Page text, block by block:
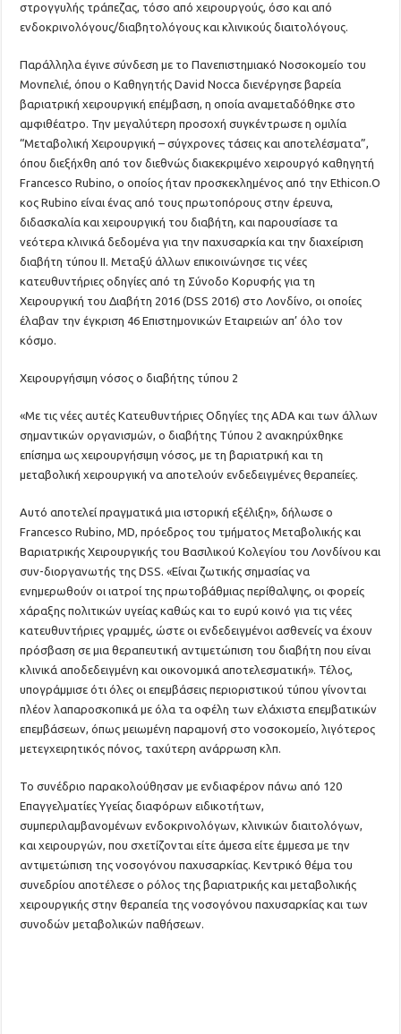
στρογγυλής τράπεζας, τόσο από χειρουργούς, όσο και από
ενδοκρινολόγους/διαβητολόγους και κλινικούς διαιτολόγους.
Παράλληλα έγινε σύνδεση με το Πανεπιστημιακό Νοσοκομείο του
Μονπελιέ, όπου ο Καθηγητής David Nocca διενέργησε βαρεία
βαριατρική χειρουργική επέμβαση, η οποία αναμεταδόθηκε στο
αμφιθέατρο. Την μεγαλύτερη προσοχή συγκέντρωσε η ομιλία
“Μεταβολική Χειρουργική – σύγχρονες τάσεις και αποτελέσματα”,
όπου διεξήχθη από τον διεθνώς διακεκριμένο χειρουργό καθηγητή
Francesco Rubino, ο οποίος ήταν προσκεκλημένος από την Ethicon.Ο
κος Rubino είναι ένας από τους πρωτοπόρους στην έρευνα,
διδασκαλία και χειρουργική του διαβήτη, και παρουσίασε τα
νεότερα κλινικά δεδομένα για την παχυσαρκία και την διαχείριση
διαβήτη τύπου ΙΙ. Μεταξύ άλλων επικοινώνησε τις νέες
κατευθυντήριες οδηγίες από τη Σύνοδο Κορυφής για τη
Χειρουργική του Διαβήτη 2016 (DSS 2016) στο Λονδίνο, οι οποίες
έλαβαν την έγκριση 46 Επιστημονικών Εταιρειών απ’ όλο τον
κόσμο.
Χειρουργήσιμη νόσος ο διαβήτης τύπου 2
«Με τις νέες αυτές Κατευθυντήριες Οδηγίες της ADA και των άλλων
σημαντικών οργανισμών, ο διαβήτης Τύπου 2 ανακηρύχθηκε
επίσημα ως χειρουργήσιμη νόσος, με τη βαριατρική και τη
μεταβολική χειρουργική να αποτελούν ενδεδειγμένες θεραπείες.
Αυτό αποτελεί πραγματικά μια ιστορική εξέλιξη», δήλωσε ο
Francesco Rubino, MD, πρόεδρος του τμήματος Μεταβολικής και
Βαριατρικής Χειρουργικής του Βασιλικού Κολεγίου του Λονδίνου και
συν-διοργανωτής της DSS. «Είναι ζωτικής σημασίας να
ενημερωθούν οι ιατροί της πρωτοβάθμιας περίθαλψης, οι φορείς
χάραξης πολιτικών υγείας καθώς και το ευρύ κοινό για τις νέες
κατευθυντήριες γραμμές, ώστε οι ενδεδειγμένοι ασθενείς να έχουν
πρόσβαση σε μια θεραπευτική αντιμετώπιση του διαβήτη που είναι
κλινικά αποδεδειγμένη και οικονομικά αποτελεσματική». Τέλος,
υπογράμμισε ότι όλες οι επεμβάσεις περιοριστικού τύπου γίνονται
πλέον λαπαροσκοπικά με όλα τα οφέλη των ελάχιστα επεμβατικών
επεμβάσεων, όπως μειωμένη παραμονή στο νοσοκομείο, λιγότερος
μετεγχειρητικός πόνος, ταχύτερη ανάρρωση κλπ.
Το συνέδριο παρακολούθησαν με ενδιαφέρον πάνω από 120
Επαγγελματίες Υγείας διαφόρων ειδικοτήτων,
συμπεριλαμβανομένων ενδοκρινολόγων, κλινικών διαιτολόγων,
και χειρουργών, που σχετίζονται είτε άμεσα είτε έμμεσα με την
αντιμετώπιση της νοσογόνου παχυσαρκίας. Κεντρικό θέμα του
συνεδρίου αποτέλεσε ο ρόλος της βαριατρικής και μεταβολικής
χειρουργικής στην θεραπεία της νοσογόνου παχυσαρκίας και των
συνοδών μεταβολικών παθήσεων.